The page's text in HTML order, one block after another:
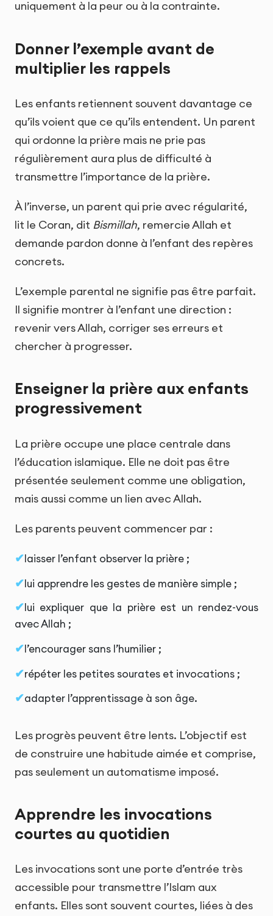
uniquement à la peur ou à la contrainte.
Donner l’exemple avant de
multiplier les rappels
Les enfants retiennent souvent davantage ce
qu’ils voient que ce qu’ils entendent. Un parent
qui ordonne la prière mais ne prie pas
régulièrement aura plus de difficulté à
transmettre l’importance de la prière.
À l’inverse, un parent qui prie avec régularité,
lit le Coran, dit Bismillah, remercie Allah et
demande pardon donne à l’enfant des repères
concrets.
L’exemple parental ne signifie pas être parfait.
Il signifie montrer à l’enfant une direction :
revenir vers Allah, corriger ses erreurs et
chercher à progresser.
Enseigner la prière aux enfants
progressivement
La prière occupe une place centrale dans
l’éducation islamique. Elle ne doit pas être
présentée seulement comme une obligation,
mais aussi comme un lien avec Allah.
Les parents peuvent commencer par :
laisser l’enfant observer la prière ;
lui apprendre les gestes de manière simple ;
lui expliquer que la prière est un rendez-vous
avec Allah ;
l’encourager sans l’humilier ;
répéter les petites sourates et invocations ;
adapter l’apprentissage à son âge.
Les progrès peuvent être lents. L’objectif est
de construire une habitude aimée et comprise,
pas seulement un automatisme imposé.
Apprendre les invocations
courtes au quotidien
Les invocations sont une porte d’entrée très
accessible pour transmettre l’Islam aux
enfants. Elles sont souvent courtes, liées à des